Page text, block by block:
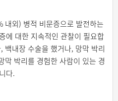
내외) 병적 비문증으로 발전하는
에 대한 지속적인 관찰이 필요합
백내장 수술을 했거나, 망막 박리
막 박리를 경험한 사람이 있는 경
다.